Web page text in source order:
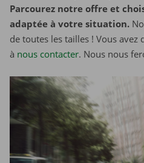
Parcourez notre offre et
adaptée à votre situation.
de toutes les tailles ! Vous avez
à nous contacter. Nous nous